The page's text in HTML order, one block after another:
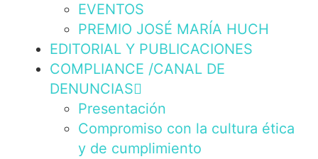
EVENTOS
PREMIO JOSÉ MARÍA HUCH
EDITORIAL Y PUBLICACIONES
COMPLIANCE /CANAL DE
DENUNCIAS
Presentación
Compromiso con la cultura ética
y de cumplimiento